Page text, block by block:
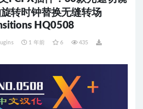
转时钟替换无缝转场
HQ0508
1 年前 6 435